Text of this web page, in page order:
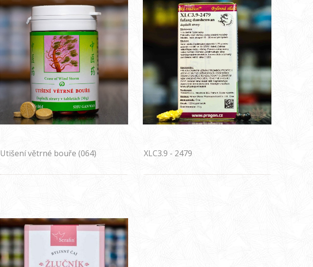
Utišení větrné bouře (064) XLC3.9 - 2479